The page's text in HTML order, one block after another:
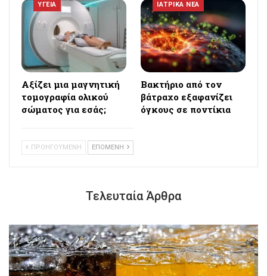
ΥΓΕΙΑ
Αξίζει μια μαγνητική
τομογραφία ολικού
σώματος για εσάς;
ΙΑΤΡΙΚΑ ΝΕΑ
Βακτήριο από τον
βάτραχο εξαφανίζει
όγκους σε ποντίκια
ΠΡΟΗΓΟΥΜΕΝΗ ΕΠΟΜΕΝΗ
Τελευταία Άρθρα